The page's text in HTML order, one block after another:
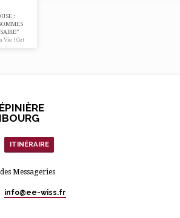
:
Vie ! Cet
les
ITINÉRAIRE
Messageries
info​@ee-wiss.fr